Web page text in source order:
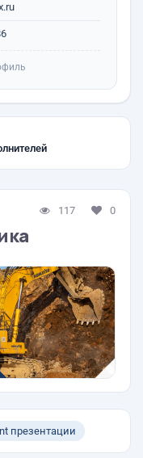
117 0
презентации